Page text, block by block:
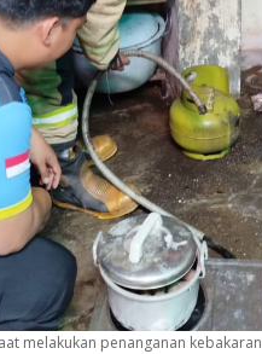
melakukan penanganan kebakaran